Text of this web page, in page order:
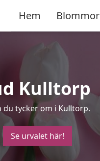
Hem Blommor
Kulltorp
tycker om i Kulltorp.
Se urvalet här!